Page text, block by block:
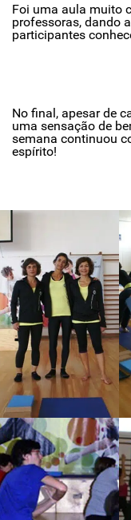
Foi uma aula muito
professoras, dando
participantes
No final, apesar de
uma sensação de
semana continuou
espírito!